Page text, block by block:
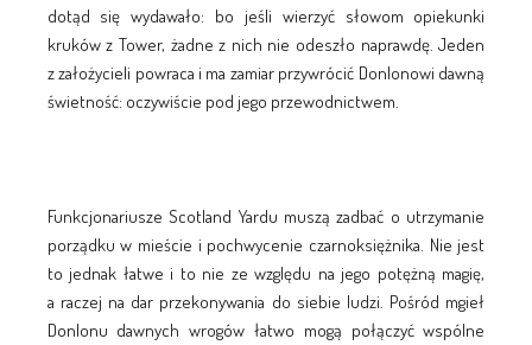
dotąd się wydawało: bo jeśli wierzyć słowom opiekunki
kruków z Tower, żadne z nich nie odeszło naprawdę. Jeden
z założycieli powraca i ma zamiar przywrócić Donlonowi dawną
świetność: oczywiście pod jego przewodnictwem.
Funkcjonariusze Scotland Yardu muszą zadbać o utrzymanie
porządku w mieście i pochwycenie czarnoksiężnika. Nie jest
to jednak łatwe i to nie ze względu na jego potężną magię,
a raczej na dar przekonywania do siebie ludzi. Pośród mgieł
Donlonu dawnych wrogów łatwo mogą połączyć wspólne